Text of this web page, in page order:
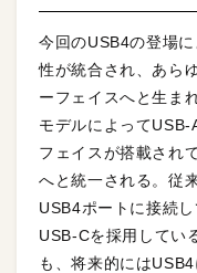
今回のUSB4の登場
性が統合され、あら
ーフェイスへと生ま
モデルによって
フェイスが搭載され
へと統一される。従
USB4ポートに接続
USB-Cを採用してい
も、将来的には